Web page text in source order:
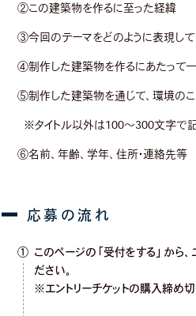
②この建築物を作るに至った経緯
③今回のテーマをどのように表現して
④制作した建築物を作るにあたって
⑤制作した建築物を通じて、環境のこ
※タイトル以外は100～300文字で
⑥名前、年齢、学年、住所・連絡先等
① このページの「受付をする」から、
ださい。
※エントリーチケットの購入締め